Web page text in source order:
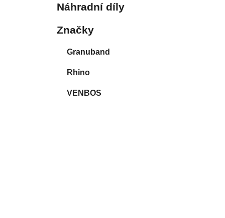
Náhradní díly
Značky
Granuband
Rhino
VENBOS